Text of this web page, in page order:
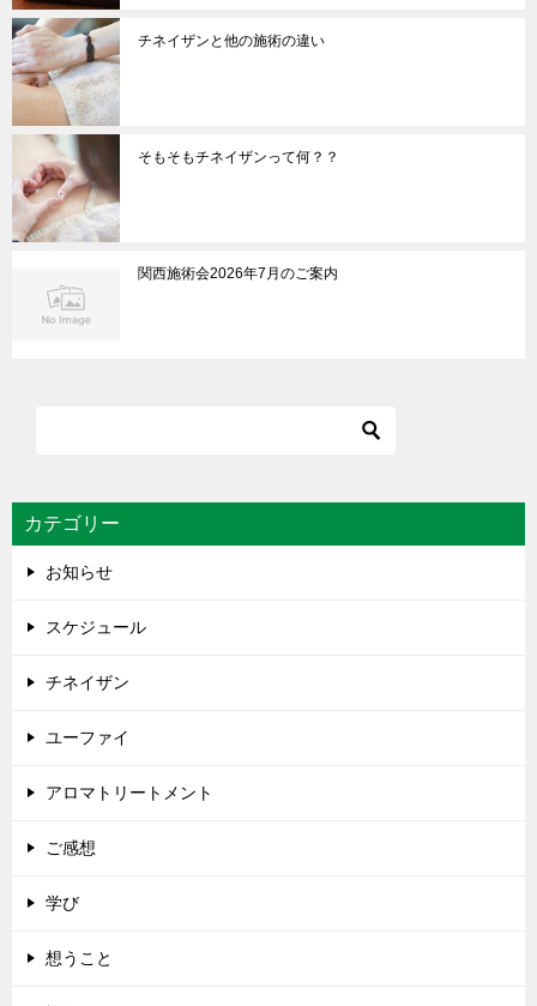
チネイザンと他の施術の違い
そもそもチネイザンって何？？
関西施術会2026年7月のご案内
カテゴリー
お知らせ
スケジュール
チネイザン
ユーファイ
アロマトリートメント
ご感想
学び
想うこと